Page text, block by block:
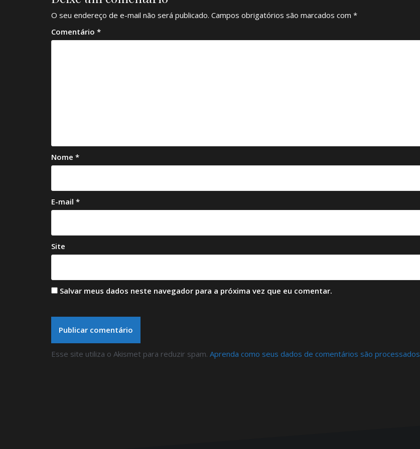
O seu endereço de e-mail não será publicado. Campos obrigatórios são marcados com *
Comentário *
Nome *
E-mail *
Site
Salvar meus dados neste navegador para a próxima vez que eu comentar.
Esse site utiliza o Akismet para reduzir spam. Aprenda como seus dados de comentários são processados